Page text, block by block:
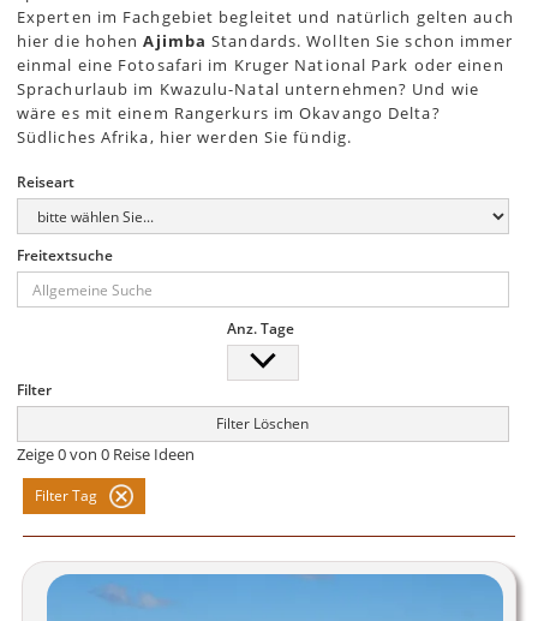
Experten im Fachgebiet begleitet und natürlich gelten auch
hier die hohenAjimbaStandards. Wollten Sie schon immer
einmal eine Fotosafari im Kruger National Park oder einen
Sprachurlaub im Kwazulu-Natal unternehmen? Und wie
wäre es mit einem Rangerkurs im Okavango Delta?
Südliches Afrika, hier werden Sie fündig.
Reiseart
Freitextsuche
Anz. Tage
Filter
Filter Löschen
Zeige0von 0 Reise Ideen
Filter Tag